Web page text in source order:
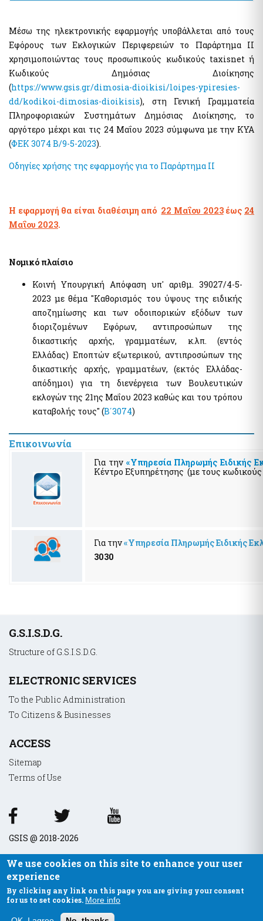
Μέσω της ηλεκτρονικής εφαρμογής υποβάλλεται από τους
Εφόρους των Εκλογικών Περιφερειών το Παράρτημα ΙΙ
χρησιμοποιώντας τους προσωπικούς κωδικούς taxisnet ή
Κωδικούς Δημόσιας Διοίκησης
(https://www.gsis.gr/dimosia-dioikisi/loipes-ypiresies-
dd/kodikoi-dimosias-dioikisis), στη Γενική Γραμματεία
Πληροφοριακών Συστημάτων Δημόσιας Διοίκησης, το
αργότερο μέχρι και τις 24 Μαΐου 2023 σύμφωνα με την ΚΥΑ
(ΦΕΚ 3074 Β/9-5-2023).
Οδηγίες χρήσης της εφαρμογής για το Παράρτημα ΙΙ
Η εφαρμογή θα είναι διαθέσιμη από 22 Μαΐου 2023έως 24
Μαΐου 2023.
Νομικό πλαίσιο
Κοινή Υπουργική Απόφαση υπ' αριθμ. 39027/4-5-
2023 με θέμα "Καθορισμός του ύψους της ειδικής
αποζημίωσης και των οδοιπορικών εξόδων των
διοριζομένων Εφόρων, αντιπροσώπων της
δικαστικής αρχής, γραμματέων, κ.λπ. (εντός
Ελλάδας) Εποπτών εξωτερικού, αντιπροσώπων της
δικαστικής αρχής, γραμματέων, (εκτός Ελλάδας-
απόδημοι) για τη διενέργεια των Βουλευτικών
εκλογών της 21ης Μαΐου 2023 καθώς και του τρόπου
καταβολής τους" (Β΄3074)
Επικοινωνία
Για την «Υπηρεσία Πληρωμής Ειδικής
Κέντρο Εξυπηρέτησης (με τους κωδικούς
Για την«Υπηρεσία Πληρωμής Ειδικής
3030
Υποσέλιδο
G.S.I.S.D.G.
Structure of G.S.I.S.D.G.
ELECTRONIC SERVICES
To the Public Administration
To Citizens & Businesses
ACCESS
Sitemap
Terms of Use
GSIS @ 2018-2026
We use cookies on this site to enhance your user
experience
By clicking any link on this page you are giving your consent
for us to set cookies. More info